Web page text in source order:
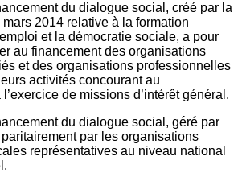
du dialogue social, créé par la
mars 2014 relative à la formation
et la démocratie sociale, a pour
au financement des organisations
et des organisations professionnelles
activités concourant au
de missions d’intérêt général.
du dialogue social, géré par
paritairement par les organisations
représentatives au niveau national